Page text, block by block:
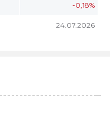
-0,18%
24.07.2026